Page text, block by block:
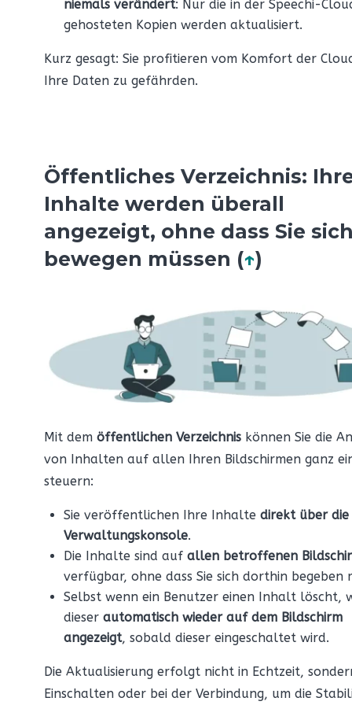
niemals verändert: Nur die in der Speechi-
gehosteten Kopien werden aktualisiert.
Kurz gesagt: Sie profitieren vom Komfort der
Ihre Daten zu gefährden.
Öffentliches Verzeichnis:
Inhalte werden überall
angezeigt, ohne dass Sie
bewegen müssen (↑)
Mit dem öffentlichen Verzeichnis können Sie die
von Inhalten auf allen Ihren Bildschirmen ganz
steuern:
Sie veröffentlichen Ihre Inhalte direkt über die
Verwaltungskonsole.
Die Inhalte sind auf allen betroffenen
verfügbar, ohne dass Sie sich dorthin begeben
Selbst wenn ein Benutzer einen Inhalt löscht,
dieser automatisch wieder auf dem Bildschirm
angezeigt, sobald dieser eingeschaltet wird.
Die Aktualisierung erfolgt nicht in Echtzeit,
Einschalten oder bei der Verbindung, um die